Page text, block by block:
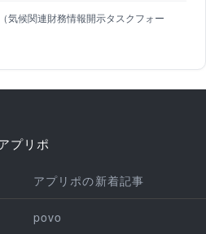
気候関連財務情報開示タスクフォー
プリポ
アプリポの新着記事
povo